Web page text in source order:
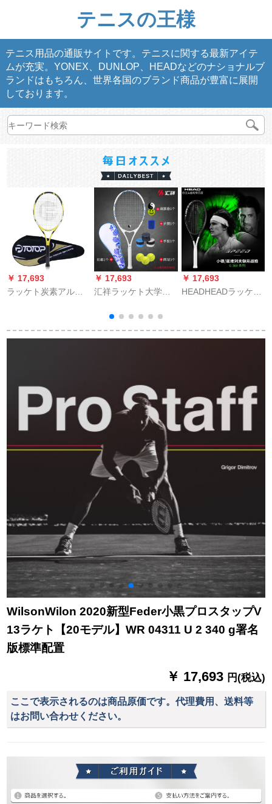
テニスの王様
テニス用品の通販サイトです。テニスに関する最新アイテ
ムが充実。YONEX、DUNLOP、HEADなどのナショナルブ
ランドはもちろん、世界各国のブランド商品が豊富に展開
しております。
￥ 17,693
ラッケト炭素アルミ
トリニングラッケト
￥ 17,693
汇祥ラッケト大学生
ルチ超軽量ダンピン
グ男女一体シングル
￥ 17,693
HEADHEADラッケト
WilsonWilon 2020新型Feder小黒プロスタップV
13ラケト【20モデル】WR 04311 U 2 340 g署名
版標準配置
￥ 17,693 円(税込)
ここで表示されるのは商品原価です。代理費用、送料等
はお問い合わせください。